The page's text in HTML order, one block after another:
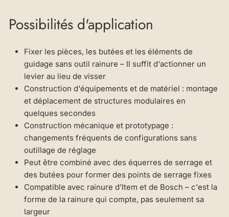
Possibilités d'application
Fixer les pièces, les butées et les éléments de
guidage sans outil rainure – Il suffit d'actionner un
levier au lieu de visser
Construction d'équipements et de matériel : montage
et déplacement de structures modulaires en
quelques secondes
Construction mécanique et prototypage :
changements fréquents de configurations sans
outillage de réglage
Peut être combiné avec des équerres de serrage et
des butées pour former des points de serrage fixes
Compatible avec rainure d'Item et de Bosch – c'est la
forme de la rainure qui compte, pas seulement sa
largeur